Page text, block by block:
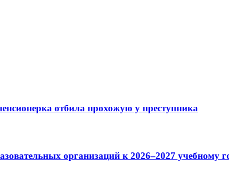
отбила прохожую у преступника
организаций к 2026–2027 учебному